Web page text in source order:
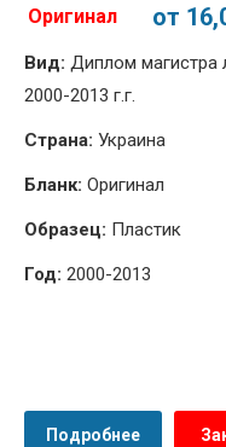
Оригинал
от
Вид: Диплом магистра
2000-2013 г.г.
Страна: Украина
Бланк: Оригинал
Образец: Пластик
Год: 2000-2013
Подробнее